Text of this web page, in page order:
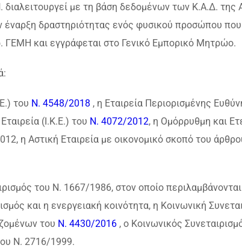
με τη βάση δεδομένων των Κ.Α.Δ. της
δραστηριότητας ενός φυσικού προσώπου που
ΓΕΜΗ και εγγράφεται στο Γενικό Εμπορικό Μητρώο.
του Ν. 4548/2018 , η Εταιρεία Περιορισμένης
(Ι.Κ.Ε.) του Ν. 4072/2012, η Ομόρρυθμη και
η Αστική Εταιρεία με οικονομικό σκοπό του
του Ν. 1667/1986, στον οποίο
και η ενεργειακή κοινότητα, η Κοινωνική
του Ν. 4430/2016 , ο Κοινωνικός
Ν. 2716/1999.